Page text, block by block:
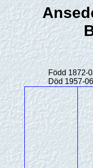
Född 1872-
Död 1957-